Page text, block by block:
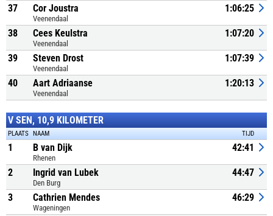
37 Cor Joustra
Veenendaal
1:06:25
38 Cees Keulstra
Veenendaal
1:07:20
39 Steven Drost
Veenendaal
1:07:39
40 Aart Adriaanse
Veenendaal
1:20:13
V SEN, 10,9 KILOMETER
PLAATS NAAM TIJD
1 B van Dijk
Rhenen
42:41
2 Ingrid van Lubek
Den Burg
44:47
3 Cathrien Mendes
Wageningen
46:29